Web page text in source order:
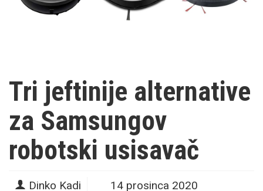
Tri jeftinije alternative
za Samsungov
robotski usisavač
Dinko Kadi 14 prosinca 2020